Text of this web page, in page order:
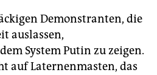
Demonstranten, die
auslassen,
System Putin zu zeigen.
auf Laternenmasten, das